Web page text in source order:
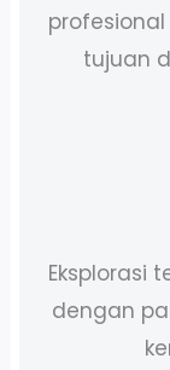
tujuan
Eksplorasi
dengan